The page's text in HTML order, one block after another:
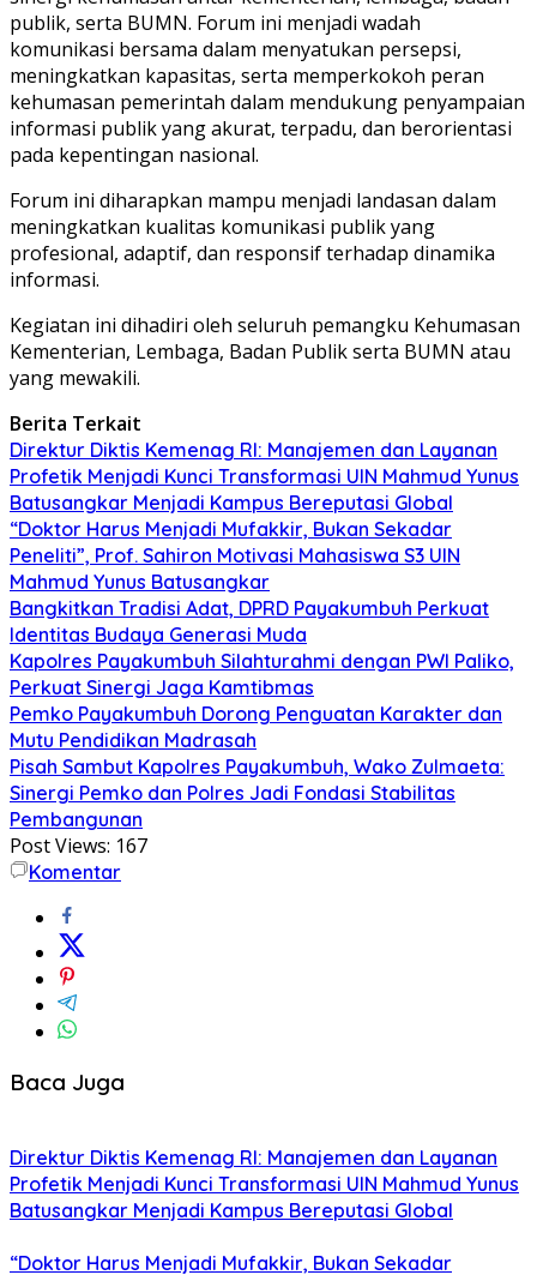
publik, serta BUMN. Forum ini menjadi wadah
komunikasi bersama dalam menyatukan persepsi,
meningkatkan kapasitas, serta memperkokoh peran
kehumasan pemerintah dalam mendukung penyampaian
informasi publik yang akurat, terpadu, dan berorientasi
pada kepentingan nasional.
Forum ini diharapkan mampu menjadi landasan dalam
meningkatkan kualitas komunikasi publik yang
profesional, adaptif, dan responsif terhadap dinamika
informasi.
Kegiatan ini dihadiri oleh seluruh pemangku Kehumasan
Kementerian, Lembaga, Badan Publik serta BUMN atau
yang mewakili.
Berita Terkait
Direktur Diktis Kemenag RI: Manajemen dan Layanan
Profetik Menjadi Kunci Transformasi UIN Mahmud Yunus
Batusangkar Menjadi Kampus Bereputasi Global
“Doktor Harus Menjadi Mufakkir, Bukan Sekadar
Peneliti”, Prof. Sahiron Motivasi Mahasiswa S3 UIN
Mahmud Yunus Batusangkar
Bangkitkan Tradisi Adat, DPRD Payakumbuh Perkuat
Identitas Budaya Generasi Muda
Kapolres Payakumbuh Silahturahmi dengan PWI Paliko,
Perkuat Sinergi Jaga Kamtibmas
Pemko Payakumbuh Dorong Penguatan Karakter dan
Mutu Pendidikan Madrasah
Pisah Sambut Kapolres Payakumbuh, Wako Zulmaeta:
Sinergi Pemko dan Polres Jadi Fondasi Stabilitas
Pembangunan
Post Views: 167
Komentar
Baca Juga
Direktur Diktis Kemenag RI: Manajemen dan Layanan
Profetik Menjadi Kunci Transformasi UIN Mahmud Yunus
Batusangkar Menjadi Kampus Bereputasi Global
“Doktor Harus Menjadi Mufakkir, Bukan Sekadar